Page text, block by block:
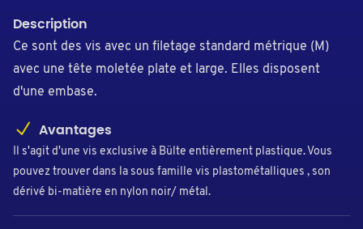
Description
Ce sont des vis avec un filetage standard métrique (M)
avec une tête moletée plate et large. Elles disposent
d'une embase.
Avantages
Il s'agit d'une vis exclusive à Bülte entièrement plastique. Vous
pouvez trouver dans la sous famille vis plastométalliques , son
dérivé bi-matière en nylon noir/ métal.